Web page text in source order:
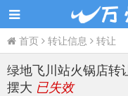
首页 转让信息 转让
绿地飞川站火锅店转
摆大 已失效